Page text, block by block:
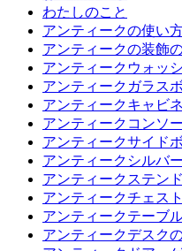
わたしのこと
アンティークの使い
アンティークの装飾
アンティークウォッ
アンティークガラス
アンティークキャビ
アンティークコンソ
アンティークサイド
アンティークシルバー
アンティークステン
アンティークチェスト
アンティークテーブ
アンティークデスク